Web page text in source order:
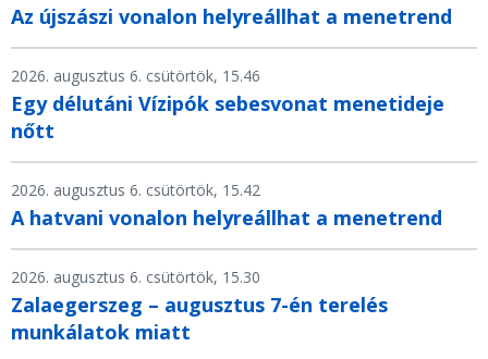
Az újszászi vonalon helyreállhat a menetrend
2026. augusztus 6. csütörtök, 15.46
Egy délutáni Vízipók sebesvonat menetideje
nőtt
2026. augusztus 6. csütörtök, 15.42
A hatvani vonalon helyreállhat a menetrend
2026. augusztus 6. csütörtök, 15.30
Zalaegerszeg – augusztus 7-én terelés
munkálatok miatt